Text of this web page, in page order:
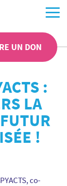
UN DON
:
LA
!
co-